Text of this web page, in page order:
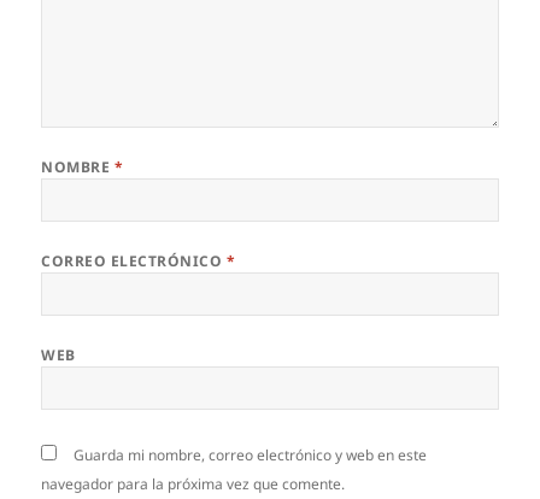
NOMBRE *
CORREO ELECTRÓNICO *
WEB
Guarda mi nombre, correo electrónico y web en este
navegador para la próxima vez que comente.